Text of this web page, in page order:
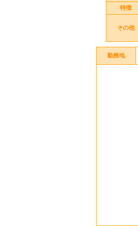
特徴
その他
勤務地